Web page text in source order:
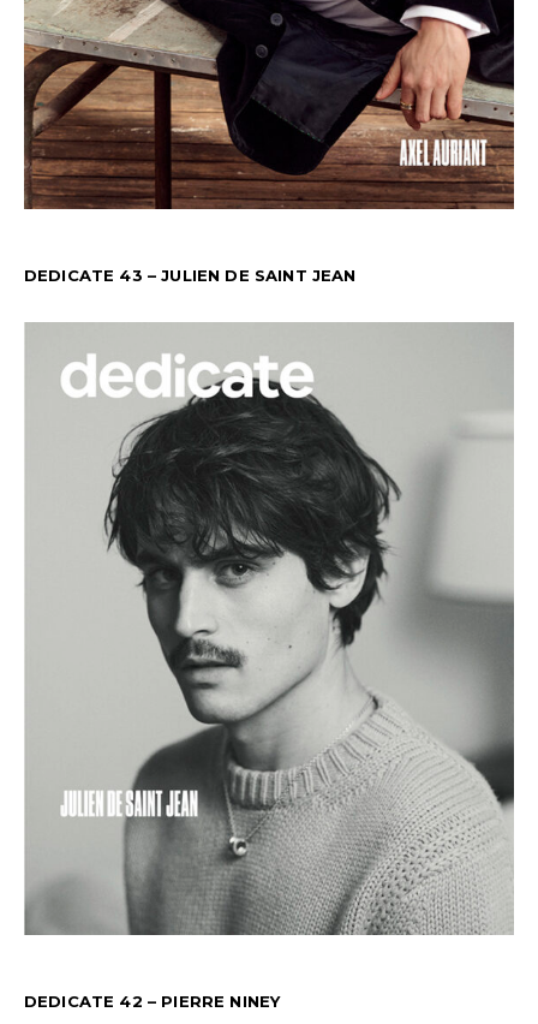
DEDICATE 43 – JULIEN DE SAINT JEAN
DEDICATE 42 – PIERRE NINEY